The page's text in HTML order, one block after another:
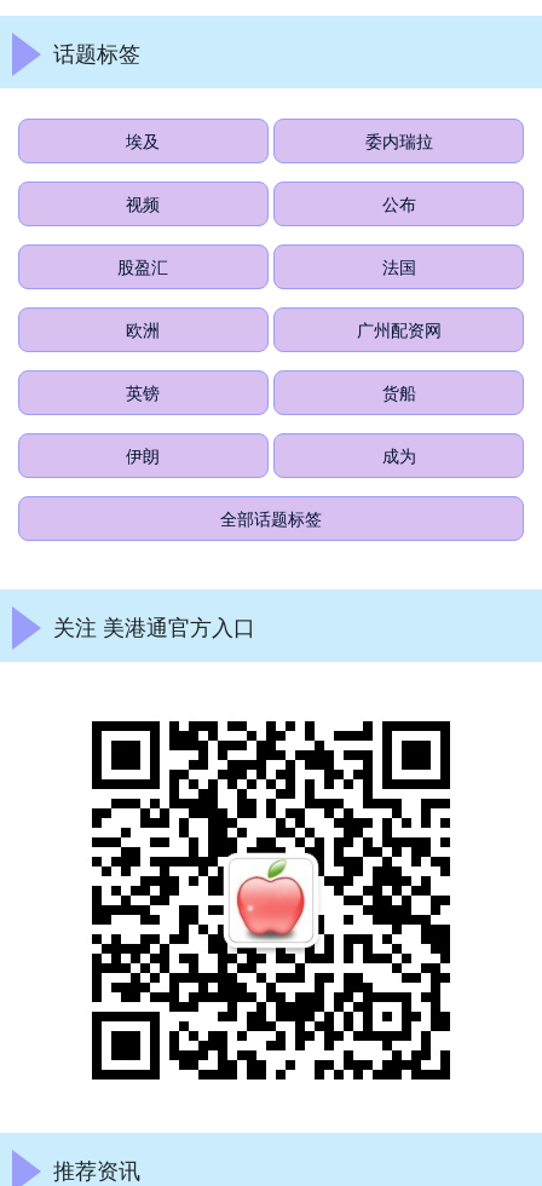
话题标签
埃及 委内瑞拉
视频 公布
股盈汇 法国
欧洲 广州配资网
英镑 货船
伊朗 成为
全部话题标签
关注 美港通官方入口
推荐资讯